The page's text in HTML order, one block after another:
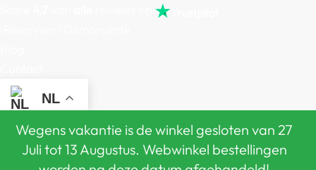
NL
Wegens vakantie is de winkel gesloten van 27
Juli tot 13 Augustus. Webwinkel bestellingen